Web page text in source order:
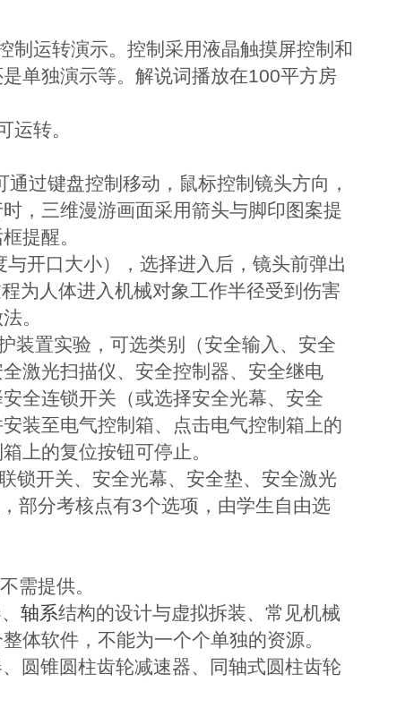
制运转演示。控制采用液晶触摸屏控制和
单独演示等。解说词播放在100平方房
运转。
过键盘控制移动，鼠标控制镜头方向，
，三维漫游画面采用箭头与脚印图案提
提醒。
开口大小），选择进入后，镜头前弹出
为人体进入机械对象工作半径受到伤害
。
装置实验，可选类别（安全输入、安全
激光扫描仪、安全控制器、安全继电
全连锁开关（或选择安全光幕、安全
装至电气控制箱、点击电气控制箱上的
上的复位按钮可停止。
锁开关、安全光幕、安全垫、安全激光
部分考核点有3个选项，由学生自由选
需提供。
轴系结构的设计与虚拟拆装、常见机械
体软件，不能为一个个单独的资源。
圆锥圆柱齿轮减速器、同轴式圆柱齿轮